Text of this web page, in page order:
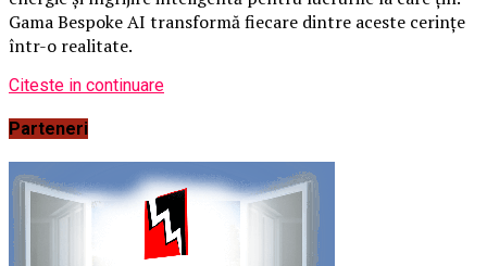
Gama Bespoke AI transformă fiecare dintre aceste cerințe
într-o realitate.
Citeste in continuare
Parteneri